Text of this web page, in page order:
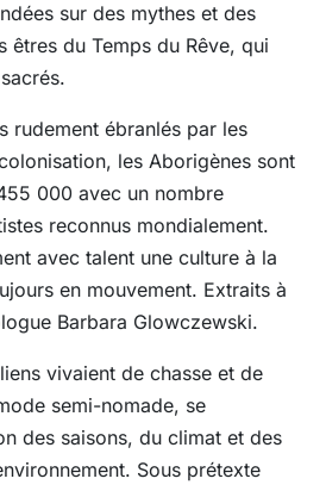
sur des mythes et des
êtres du Temps du Rêve, qui
rudement ébranlés par les
les Aborigènes sont
000 avec un nombre
reconnus mondialement.
avec talent une culture à la
en mouvement. Extraits à
Barbara Glowczewski.
vivaient de chasse et de
semi-nomade, se
des saisons, du climat et des
Sous prétexte